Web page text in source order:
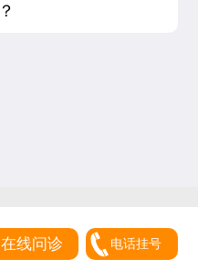
？
在线问诊 电话挂号